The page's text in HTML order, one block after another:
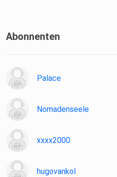
Abonnenten
Palace
Nomadenseele
xxxx2000
hugovankol